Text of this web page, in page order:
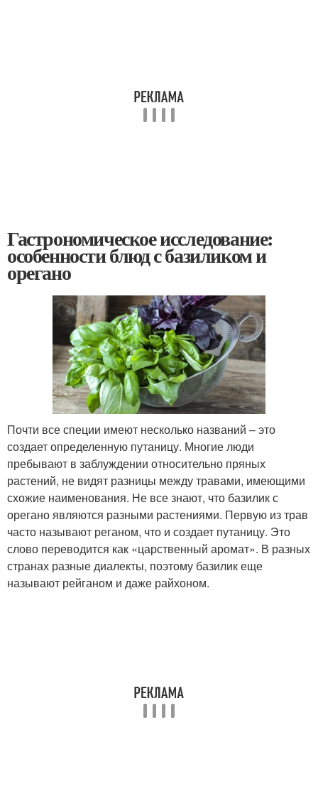
Гастрономическое исследование:
особенности блюд с базиликом и
орегано
Почти все специи имеют несколько названий – это
создает определенную путаницу. Многие люди
пребывают в заблуждении относительно пряных
растений, не видят разницы между травами, имеющими
схожие наименования. Не все знают, что базилик с
орегано являются разными растениями. Первую из трав
часто называют реганом, что и создает путаницу. Это
слово переводится как «царственный аромат». В разных
странах разные диалекты, поэтому базилик еще
называют рейганом и даже райхоном.